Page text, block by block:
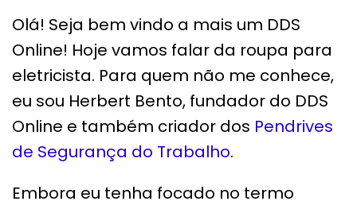
Olá! Seja bem vindo a mais um DDS
Online! Hoje vamos falar da roupa para
eletricista. Para quem não me conhece,
eu sou Herbert Bento, fundador do DDS
Online e também criador dos Pendrives
de Segurança do Trabalho.
Embora eu tenha focado no termo